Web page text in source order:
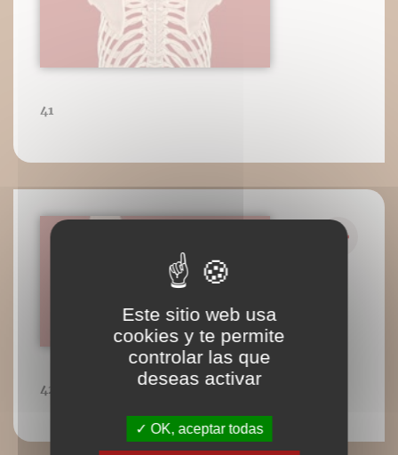
41
42
Este sitio web usa
cookies y te permite
controlar las que
deseas activar
OK, aceptar todas